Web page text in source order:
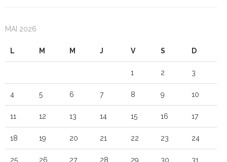
MAI 2026
L M M J V S D
1 2 3
4 5 6 7 8 9 10
11 12 13 14 15 16 17
18 19 20 21 22 23 24
25 26 27 28 29 30 31